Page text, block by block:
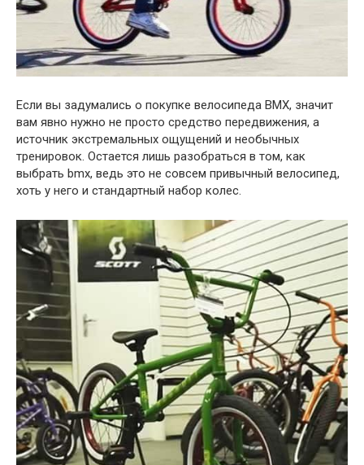
Если вы задумались о покупке велосипеда BMX, значит
вам явно нужно не просто средство передвижения, а
источник экстремальных ощущений и необычных
тренировок. Остается лишь разобраться в том, как
выбрать bmx, ведь это не совсем привычный велосипед,
хоть у него и стандартный набор колес.